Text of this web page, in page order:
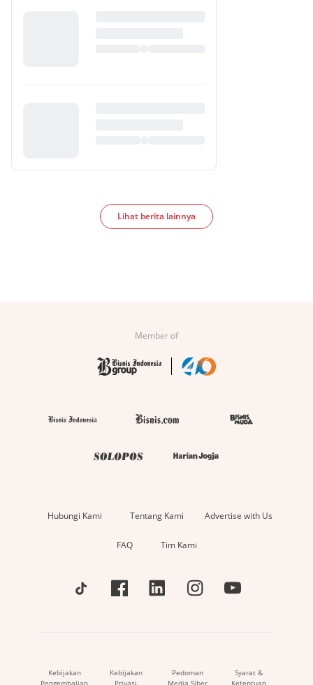
Lihat berita lainnya
Member of
Hubungi Kami Tentang Kami Advertise with Us
FAQ Tim Kami
Kebijakan
Pengembalian
Kebijakan
Privasi
Pedoman
Media Siber
Syarat &
Ketentuan